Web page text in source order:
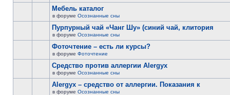
Мебель каталог
в форуме Осознанные сны
Пурпурный чай «Чанг Шу» (синий чай, клитория
в форуме Осознанные сны
Фоточтение – есть ли курсы?
в форуме Фоточтение
Cредство против аллергии Alergyx
в форуме Осознанные сны
Alergyx – средство от аллергии. Показания к
в форуме Осознанные сны